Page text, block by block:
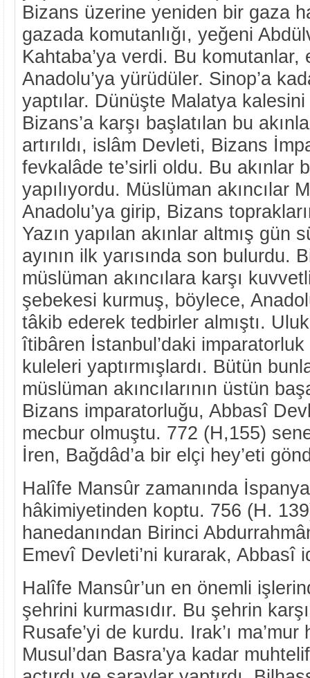
Bizans üzerine yeniden bir gaza
gazada komutanlığı, yeğeni
Kahtaba’ya verdi. Bu
Anadolu’ya yürüdüler. Sinop’a
yaptılar. Dünüşte Malatya
Bizans’a karşı başlatılan bu
artırıldı, islâm Devleti, Bizans
fevkalâde te’sirli oldu. Bu akınlar
yapılıyordu. Müslüman akıncılar
Anadolu’ya girip, Bizans
Yazın yapılan akınlar altmış gün
ayının ilk yarısında son bulurdu.
müslüman akıncılara karşı
şebekesi kurmuş, böylece,
tâkib ederek tedbirler almıştı.
îtibâren İstanbul’daki imparatorluk
kuleleri yaptırmışlardı. Bütün
müslüman akıncılarının üstün
Bizans imparatorluğu, Abbasî
mecbur olmuştu. 772 (H,155)
İren, Bağdâd’a bir elçi hey’eti
Halîfe Mansûr zamanında
hâkimiyetinden koptu. 756 (H.
hanedanından Birinci
Emevî Devleti’ni kurarak, Abbasî
Halîfe Mansûr’un en önemli
şehrini kurmasıdır. Bu şehrin
Rusafe’yi de kurdu. Irak’ı
Musul’dan Basra’ya kadar